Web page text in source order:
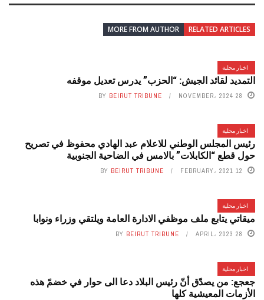
RELATED ARTICLES
MORE FROM AUTHOR
اخبار محلية
التمديد لقائد الجيش: “الحزب” يدرس تعديل موقفه
28 NOVEMBER، 2024 BY BEIRUT TRIBUNE
اخبار محلية
رئيس المجلس الوطني للاعلام عبد الهادي محفوظ في تصريح
حول قطع “الكابلات” بالامس في الضاحية الجنوبية
12 FEBRUARY، 2021 BY BEIRUT TRIBUNE
اخبار محلية
ميقاتي يتابع ملف موظفي الادارة العامة ويلتقي وزراء ونوابا
28 APRIL، 2023 BY BEIRUT TRIBUNE
اخبار محلية
جعجع: من يصدّق أنّ رئيس البلاد دعا الى حوار في خضمّ هذه
الأزمات المعيشية كلها